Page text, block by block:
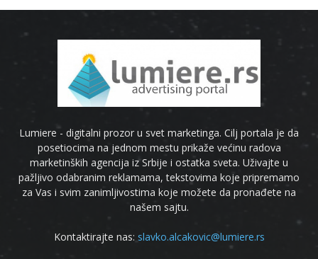
Lumiere - digitalni prozor u svet marketinga. Cilj portala je da
posetiocima na jednom mestu prikaže većinu radova
marketinških agencija iz Srbije i ostatka sveta. Uživajte u
pažljivo odabranim reklamama, tekstovima koje pripremamo
za Vas i svim zanimljivostima koje možete da pronađete na
našem sajtu.
Kontaktirajte nas: slavko.alcakovic@lumiere.rs